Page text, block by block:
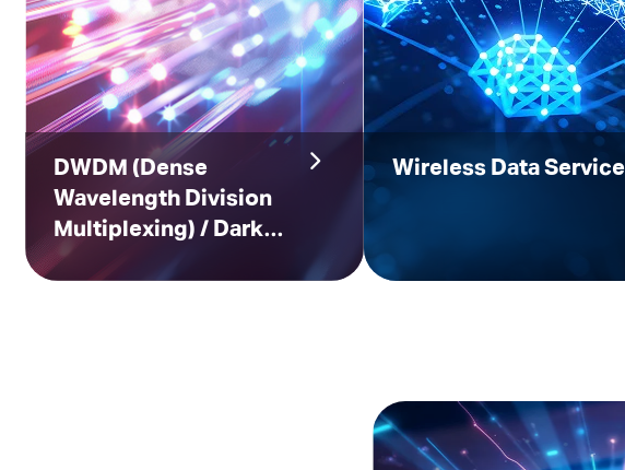
DWDM(Dense
Wavelength Division
Multiplexing)/ Dark
Fiber
Wireless Data Service